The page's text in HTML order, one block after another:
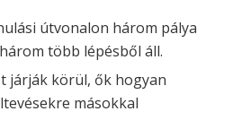
útvonalon három pálya
több lépésből áll.
járják körül, ők hogyan
másokkal